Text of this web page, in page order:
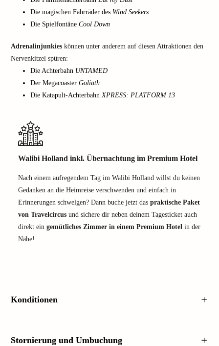
Die magischen Fahrräder des Wind Seekers
Die Spielfontäne Cool Down
Adrenalinjunkies können unter anderem auf diesen Attraktionen den
Nervenkitzel spüren:
Die Achterbahn UNTAMED
Der Megacoaster Goliath
Die Katapult-AchterbahnXPRESS: PLATFORM 13
Walibi Holland inkl. Übernachtung im Premium Hotel
Nach einem aufregendem Tag im Walibi Holland willst du keinen
Gedanken an die Heimreise verschwenden und einfach in
Erinnerungen schwelgen? Dann buche jetzt das praktische Paket
von Travelcircus und sichere dir neben deinem Tagesticket auch
direkt ein gemütliches Zimmer in einem Premium Hotel in der
Nähe!
Konditionen
Stornierung und Umbuchung